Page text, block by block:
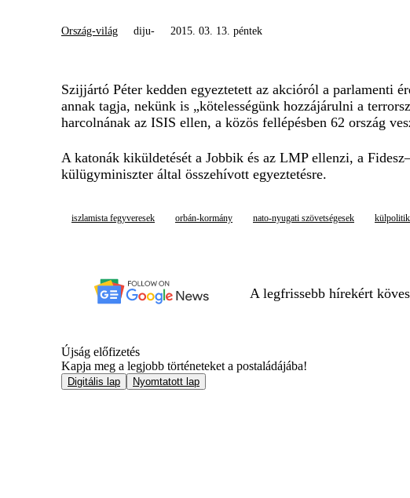
Ország-világ diju- 2015. 03. 13. péntek
Szijjártó Péter kedden egyeztetett az akcióról a parlamenti
annak tagja, nekünk is „kötelességünk hozzájárulni a
harcolnának az ISIS ellen, a közös fellépésben 62 ország
A katonák kiküldetését a Jobbik és az LMP ellenzi, a
külügyminiszter által összehívott egyeztetésre.
iszlamista fegyveresek orbán-kormány nato-nyugati szövetségesek
A legfrissebb hírekért
Újság előfizetés
Kapja meg a legjobb történeteket a postaládájába!
Digitális lap Nyomtatott lap